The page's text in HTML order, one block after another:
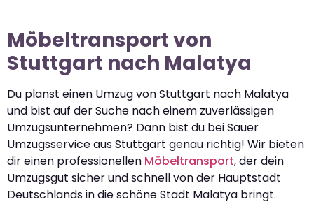
Möbeltransport von
Stuttgart nach Malatya
Du planst einen Umzug von Stuttgart nach Malatya
und bist auf der Suche nach einem zuverlässigen
Umzugsunternehmen? Dann bist du bei Sauer
Umzugsservice aus Stuttgart genau richtig! Wir bieten
dir einen professionellen Möbeltransport, der dein
Umzugsgut sicher und schnell von der Hauptstadt
Deutschlands in die schöne Stadt Malatya bringt.